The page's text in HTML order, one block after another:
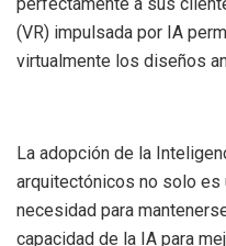
(VR) impulsada por IA
virtualmente los diseños
La adopción de la
arquitectónicos no solo es
necesidad para
capacidad de la IA para